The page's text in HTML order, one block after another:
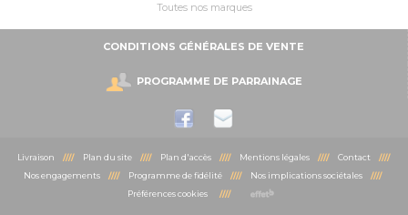
Toutes nos marques
CONDITIONS GÉNÉRALES DE VENTE
PROGRAMME DE PARRAINAGE
Livraison //// Plan du site //// Plan d'accès //// Mentions légales //// Contact ////
Nos engagements//// Programme de fidélité//// Nos implications sociétales////
Préférences cookies
////